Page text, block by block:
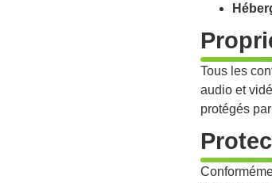
Tous les
audio et
protégés